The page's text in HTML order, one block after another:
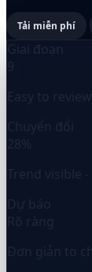
Tải miễn phí
Giai đoạn
9
Easy to
Chuyển đổi
28%
Trend visible
Dự báo
Rõ ràng
Đơn giản to